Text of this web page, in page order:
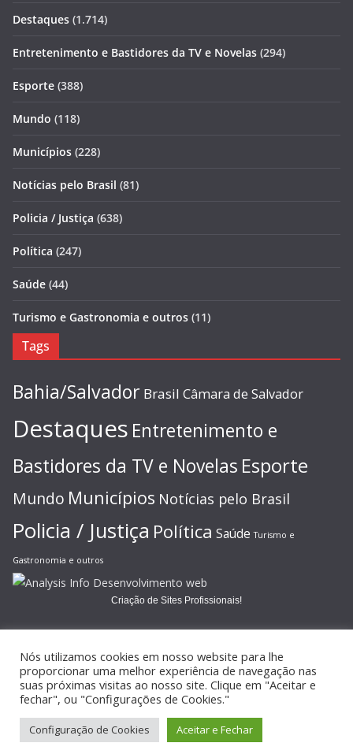
Destaques (1.714)
Entretenimento e Bastidores da TV e Novelas (294)
Esporte (388)
Mundo (118)
Municípios (228)
Notícias pelo Brasil (81)
Policia / Justiça (638)
Política (247)
Saúde (44)
Turismo e Gastronomia e outros (11)
Tags
Bahia/Salvador Brasil Câmara de Salvador
Destaques Entretenimento e
Bastidores da TV e Novelas Esporte
Mundo Municípios Notícias pelo Brasil
Policia / Justiça Política Saúde Turismo e
Gastronomia e outros
Criação de Sites Profissionais!
Copyright © 2026JORNAL GAZETA ONLINE
reservados.
Tema:ColorMagpor ThemeGrill. Powered by
Nós utilizamos cookies em nosso website para lhe
proporcionar uma melhor experiência de navegação nas
suas próximas visitas ao nosso site. Clique em "Aceitar e
fechar", ou "Configurações de Cookies."
Configuração de Cookies Aceitar e Fechar